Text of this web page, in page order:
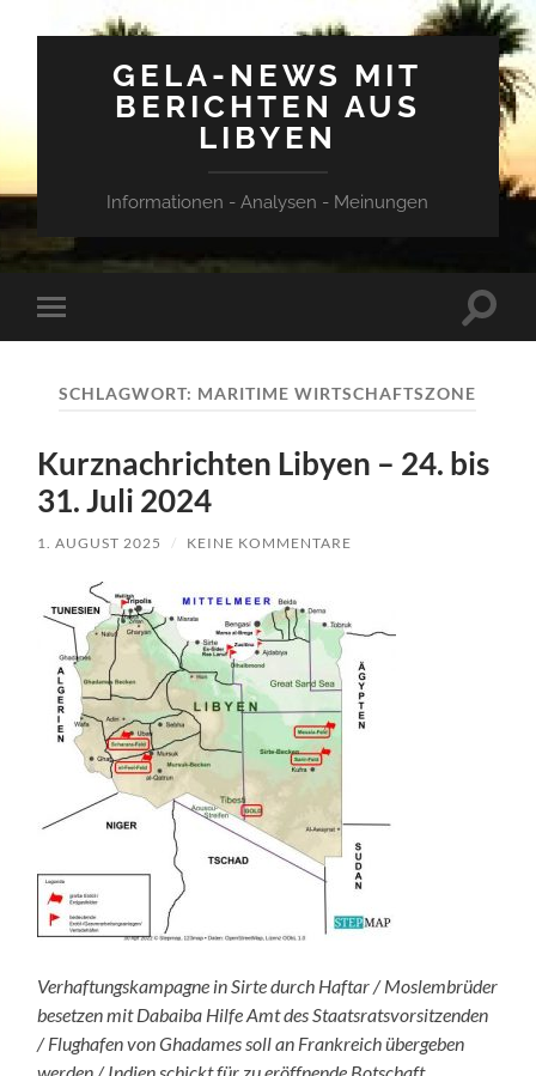
GELA-NEWS MIT
BERICHTEN AUS
LIBYEN
Informationen - Analysen - Meinungen
Mobile-
Menü
SCHLAGWORT: MARITIME WIRTSCHAFTSZONE
Kurznachrichten Libyen – 24. bis
31. Juli 2024
1. AUGUST 2025 / KEINE KOMMENTARE
Verhaftungskampagne in Sirte durch Haftar / Moslembrüder
besetzen mit Dabaiba Hilfe Amt des Staatsratsvorsitzenden
/ Flughafen von Ghadames soll an Frankreich übergeben
werden / Indien schickt für zu eröffnende Botschaft